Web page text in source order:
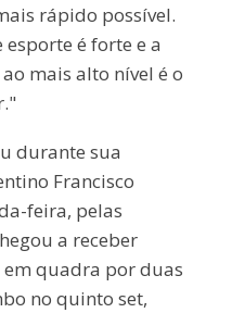
rápido possível.
é forte e a
mais alto nível é o
durante sua
Francisco
feira, pelas
a receber
quadra por duas
no quinto set,